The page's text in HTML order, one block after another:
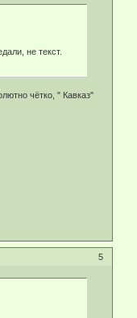
не текст.
чётко, " Кавказ"
5